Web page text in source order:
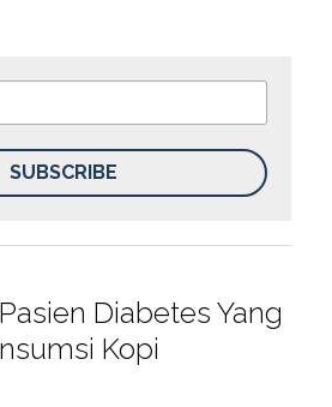
SUBSCRIBE
Diabetes Yang
Kopi